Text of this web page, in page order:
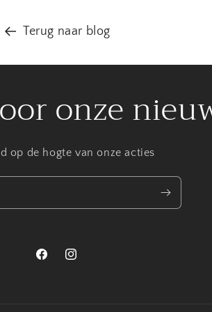
Terug naar blog
onze
op de hogte van onze acties
FacebookInstagram